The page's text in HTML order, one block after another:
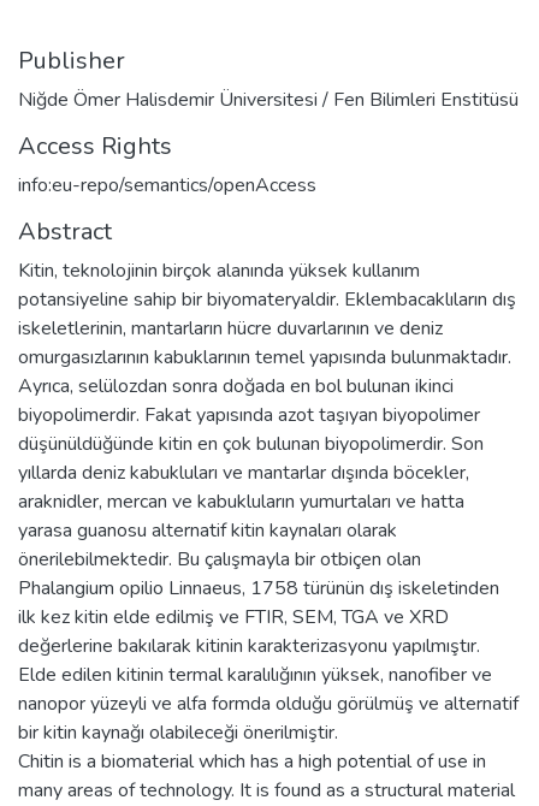
Publisher
Niğde Ömer Halisdemir Üniversitesi / Fen Bilimleri Enstitüsü
Access Rights
info:eu-repo/semantics/openAccess
Abstract
Kitin, teknolojinin birçok alanında yüksek kullanım
potansiyeline sahip bir biyomateryaldir. Eklembacaklıların dış
iskeletlerinin, mantarların hücre duvarlarının ve deniz
omurgasızlarının kabuklarının temel yapısında bulunmaktadır.
Ayrıca, selülozdan sonra doğada en bol bulunan ikinci
biyopolimerdir. Fakat yapısında azot taşıyan biyopolimer
düşünüldüğünde kitin en çok bulunan biyopolimerdir. Son
yıllarda deniz kabukluları ve mantarlar dışında böcekler,
araknidler, mercan ve kabukluların yumurtaları ve hatta
yarasa guanosu alternatif kitin kaynaları olarak
önerilebilmektedir. Bu çalışmayla bir otbiçen olan
Phalangium opilio Linnaeus, 1758 türünün dış iskeletinden
ilk kez kitin elde edilmiş ve FTIR, SEM, TGA ve XRD
değerlerine bakılarak kitinin karakterizasyonu yapılmıştır.
Elde edilen kitinin termal karalılığının yüksek, nanofiber ve
nanopor yüzeyli ve alfa formda olduğu görülmüş ve alternatif
bir kitin kaynağı olabileceği önerilmiştir.
Chitin is a biomaterial which has a high potential of use in
many areas of technology. It is found as a structural material